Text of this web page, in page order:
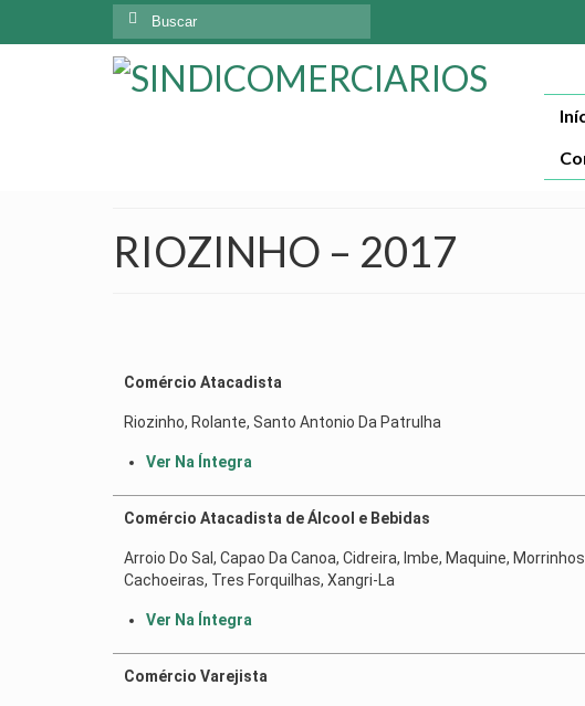
RIOZINHO – 2017
Comércio Atacadista
Riozinho, Rolante, Santo Antonio Da Patrulha
Ver Na Íntegra
Comércio Atacadista de Álcool e Bebidas
Arroio Do Sal, Capao Da Canoa, Cidreira, Imbe, Maquine,
Cachoeiras, Tres Forquilhas, Xangri-La
Ver Na Íntegra
Comércio Varejista